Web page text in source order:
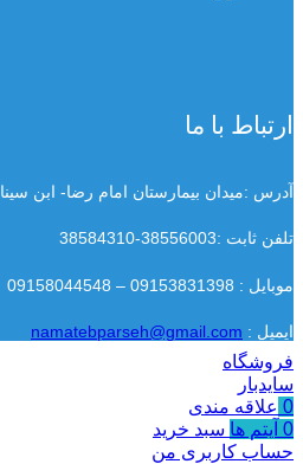
ارتباط با ما
آدرس :میدان بیمارستان امام رضا- ابن سینا 1 پلاک 19-طبقه همکف
تلفن ثابت :38556003-38584310
موبایل : 09153831398 – 09158044548
ایمیل : namatebparseh@gmail.com
فروشگاه
سایدبار
0 علاقه مندی
0 آیتم ها سبد خرید
حساب کاربری من